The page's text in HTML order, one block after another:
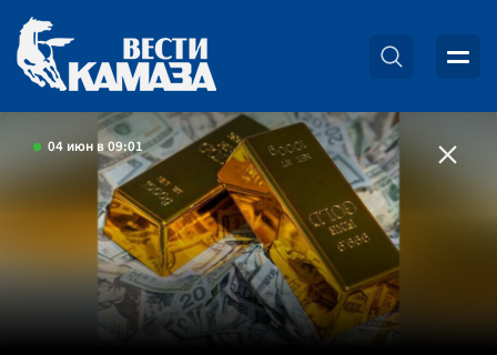
04 июн в 09:01